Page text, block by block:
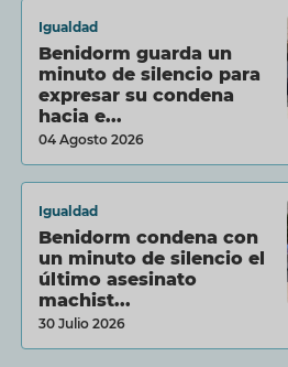
Igualdad
Benidorm guarda un
minuto de silencio para
expresar su condena
hacia e...
04 Agosto 2026
Igualdad
Benidorm condena con
un minuto de silencio el
último asesinato
machist...
30 Julio 2026